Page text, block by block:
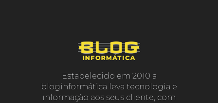
Estabelecido em 2010 a
bloginformática leva tecnologia e
informação aos seus cliente, com